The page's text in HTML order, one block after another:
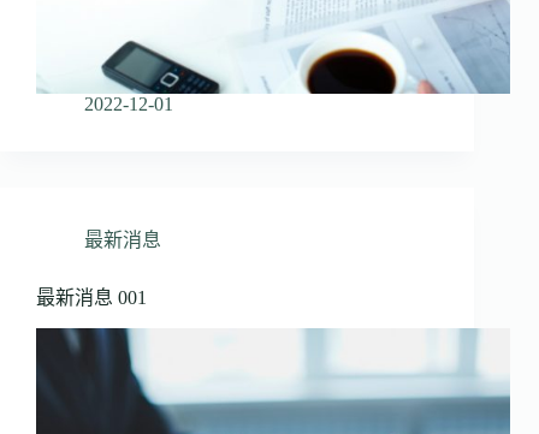
2022-12-01
最新消息
最新消息 001